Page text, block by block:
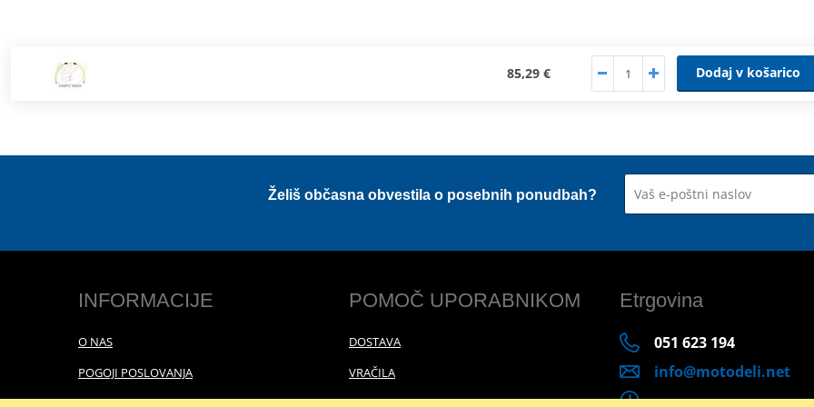
85,29 € Dodaj v košarico
Želiš občasna obvestila o posebnih ponudbah?
INFORMACIJE
O NAS
POGOJI POSLOVANJA
POLITIKA ZASEBNOSTI
POMOČ UPORABNIKOM
DOSTAVA
VRAČILA
Etrgovina
051 623 194
info@motodeli.net